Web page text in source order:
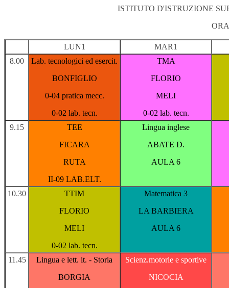
ISTITUTO D'ISTRUZIONE
LUN1
MAR1
8.00
Lab. tecnologici ed esercit.
BONFIGLIO
0-04 pratica mecc.
0-02 lab. tecn.
TMA
FLORIO
MELI
0-02 lab. tecn.
9.15
TEE
FICARA
RUTA
II-09 LAB.ELT.
Lingua inglese
ABATE D.
AULA 6
10.30
TTIM
FLORIO
MELI
0-02 lab. tecn.
Matematica 3
LA BARBIERA
AULA 6
11.45
Lingua e lett. it. - Storia
BORGIA
Scienz.motorie e sportive
NICOCIA